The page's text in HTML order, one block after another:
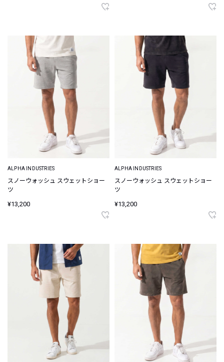
ALPHA INDUSTRIES
スノーウォッシュ スウェットショー
ツ
¥13,200
ALPHA INDUSTRIES
スノーウォッシュ スウェットショー
ツ
¥13,200